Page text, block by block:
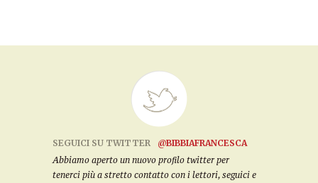
SEGUICI SU TWITTER
@BIBBIAFRANCESCA
Abbiamo aperto un nuovo profilo twitter per
tenerci più a stretto contatto con i lettori, seguici e